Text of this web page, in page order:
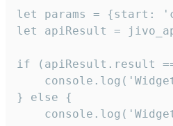
let params = {start:
let apiResult =
if (apiResult.result
} else {